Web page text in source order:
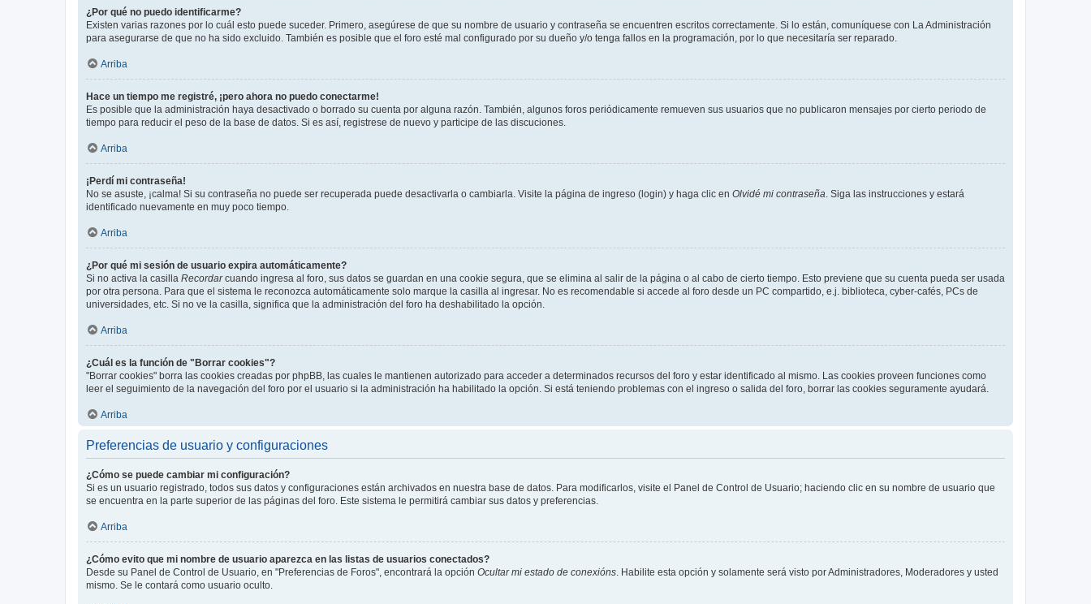
¿Por qué no puedo identificarme?
Existen varias razones por lo cuál esto puede suceder. Primero, asegúrese de que su nombre de usuario y contraseña se encuentren escritos correctamente. Si lo están, comuníquese con La Administración
para asegurarse de que no ha sido excluido. También es posible que el foro esté mal configurado por su dueño y/o tenga fallos en la programación, por lo que necesitaría ser reparado.
Arriba
Hace un tiempo me registré, ¡pero ahora no puedo conectarme!
Es posible que la administración haya desactivado o borrado su cuenta por alguna razón. También, algunos foros periódicamente remueven sus usuarios que no publicaron mensajes por cierto periodo de
tiempo para reducir el peso de la base de datos. Si es así, registrese de nuevo y participe de las discuciones.
Arriba
¡Perdí mi contraseña!
No se asuste, ¡calma! Si su contraseña no puede ser recuperada puede desactivarla o cambiarla. Visite la página de ingreso (login) y haga clic en Olvidé mi contraseña . Siga las instrucciones y estará
identificado nuevamente en muy poco tiempo.
Arriba
¿Por qué mi sesión de usuario expira automáticamente?
Si no activa la casilla Recordarcuando ingresa al foro, sus datos se guardan en una cookie segura, que se elimina al salir de la página o al cabo de cierto tiempo. Esto previene que su cuenta pueda ser usada
por otra persona. Para que el sistema le reconozca automáticamente solo marque la casilla al ingresar. No es recomendable si accede al foro desde un PC compartido, e.j. biblioteca, cyber-cafés, PCs de
universidades, etc. Si no ve la casilla, significa que la administración del foro ha deshabilitado la opción.
Arriba
¿Cuál es la función de "Borrar cookies"?
"Borrar cookies" borra las cookies creadas por phpBB, las cuales le mantienen autorizado para acceder a determinados recursos del foro y estar identificado al mismo. Las cookies proveen funciones como
leer el seguimiento de la navegación del foro por el usuario si la administración ha habilitado la opción. Si está teniendo problemas con el ingreso o salida del foro, borrar las cookies seguramente ayudará.
Arriba
Preferencias de usuario y configuraciones
¿Cómo se puede cambiar mi configuración?
Si es un usuario registrado, todos sus datos y configuraciones están archivados en nuestra base de datos. Para modificarlos, visite el Panel de Control de Usuario; haciendo clic en su nombre de usuario que
se encuentra en la parte superior de las páginas del foro. Este sistema le permitirá cambiar sus datos y preferencias.
Arriba
¿Cómo evito que mi nombre de usuario aparezca en las listas de usuarios conectados?
Desde su Panel de Control de Usuario, en "Preferencias de Foros", encontrará la opción Ocultar mi estado de conexións . Habilite esta opción y solamente será visto por Administradores, Moderadores y usted
mismo. Se le contará como usuario oculto.